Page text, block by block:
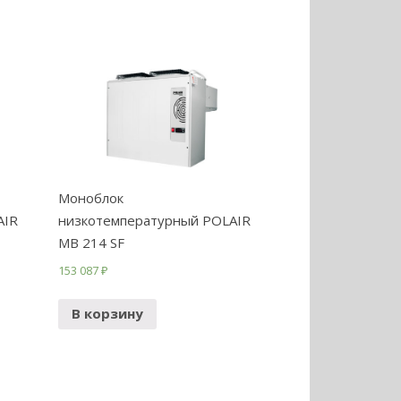
Моноблок
низкотемпературный POLAIR
МB 214 SF
153 087₽
В корзину